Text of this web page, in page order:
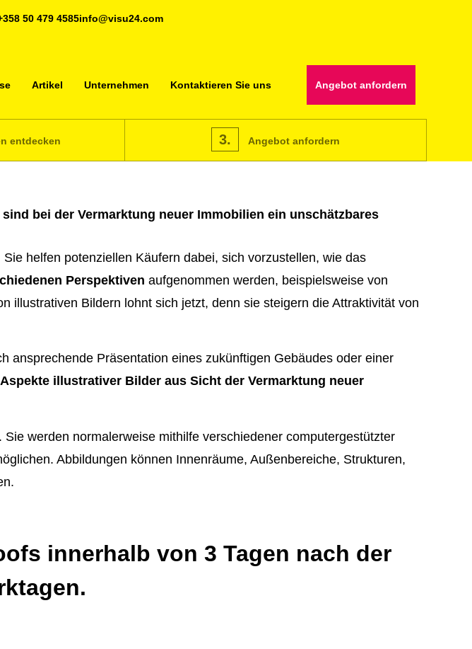
50 479 4585info@visu24.com
Artikel Unternehmen Kontaktieren Sie uns Angebot anfordern
entdecken 3. Angebot anfordern
bei der Vermarktung neuer Immobilien ein unschätzbares
Sie helfen potenziellen Käufern dabei, sich vorzustellen, wie das
Perspektiven aufgenommen werden, beispielsweise von
illustrativen Bildern lohnt sich jetzt, denn sie steigern die Attraktivität von
ansprechende Präsentation eines zukünftigen Gebäudes oder einer
illustrativer Bilder aus Sicht der Vermarktung neuer
. Sie werden normalerweise mithilfe verschiedener computergestützter
Abbildungen können Innenräume, Außenbereiche, Strukturen,
innerhalb von 3 Tagen nach der